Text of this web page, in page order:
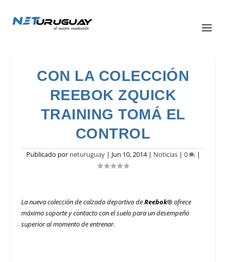
CON LA COLECCIÓN
REEBOK ZQUICK
TRAINING TOMÁ EL
CONTROL
Publicado por neturuguay| Jun 10, 2014| Noticias| 0 |
La nueva colección de calzado deportivo deReebok®ofrece
máximo soporte y contacto con el suelo para un desempeño
superior al momento de entrenar.